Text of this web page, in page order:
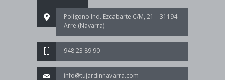
Polígono Ind. Ezcabarte C/M, 21 – 31194
Arre (Navarra)
948 23 89 90
info@tujardinnavarra.com